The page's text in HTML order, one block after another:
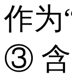
作为
③ 含